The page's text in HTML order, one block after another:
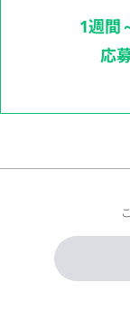
1週間
応